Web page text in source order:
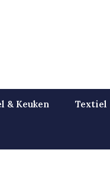
& Keuken Textiel